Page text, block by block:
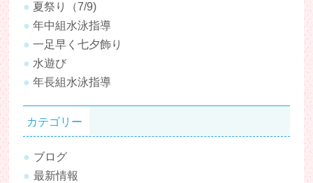
夏祭り（7/9)
年中組水泳指導
一足早く七夕飾り
水遊び
年長組水泳指導
カテゴリー
ブログ
最新情報